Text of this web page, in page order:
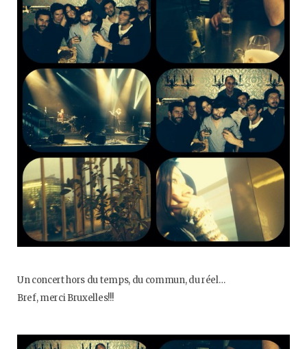
o
k
e
r
a
m
e
Un concert hors du temps, du commun, du réel…
Bref, merci Bruxelles!!!